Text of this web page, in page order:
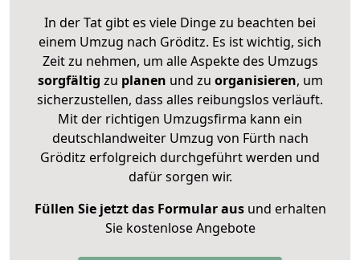
In der Tat gibt es viele Dinge zu beachten bei
einem Umzug nach Gröditz. Es ist wichtig, sich
Zeit zu nehmen, um alle Aspekte des Umzugs
sorgfältig zu planen und zu organisieren, um
sicherzustellen, dass alles reibungslos verläuft.
Mit der richtigen Umzugsfirma kann ein
deutschlandweiter Umzug von Fürth nach
Gröditz erfolgreich durchgeführt werden und
dafür sorgen wir.
Füllen Sie jetzt das Formular ausund erhalten
Sie kostenlose Angebote